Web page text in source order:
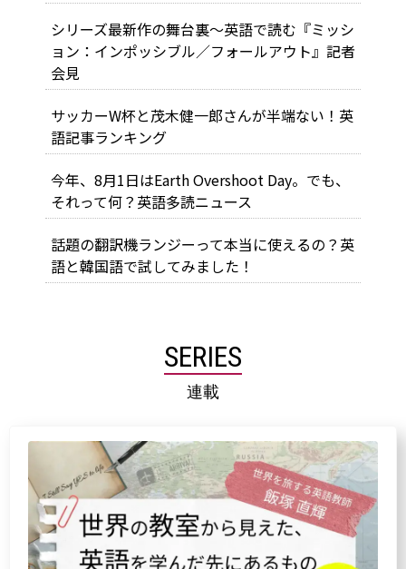
シリーズ最新作の舞台裏～英語で読む『ミッシ
ョン：インポッシブル／フォールアウト』記者
会見
サッカーW杯と茂木健一郎さんが半端ない！英
語記事ランキング
今年、8月1日はEarth Overshoot Day。でも、
それって何？英語多読ニュース
話題の翻訳機ランジーって本当に使えるの？英
語と韓国語で試してみました！
SERIES
連載